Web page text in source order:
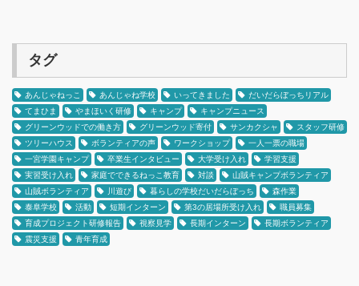
タグ
あんじゃねっこ あんじゃね学校 いってきました
だいだらぼっちリアル
てまひま
やまほいく研修 キャンプ
キャンプニュース
グリーンウッドでの働き方
グリーンウッド寄付 サンカクシャ
スタッフ研修
ツリーハウス
ボランティアの声 ワークショップ
一人一票の職場
一宮学園キャンプ
卒業生インタビュー 大学受け入れ
学習支援
実習受け入れ
家庭でできるねっこ教育 対談
山賊キャンプボランティア
山賊ボランティア
川遊び 暮らしの学校だいだらぼっち
森作業
泰阜学校
活動 短期インターン 第3の居場所受け入れ
職員募集
育成プロジェクト研修報告
視察見学 長期インターン
長期ボランティア
震災支援
青年育成